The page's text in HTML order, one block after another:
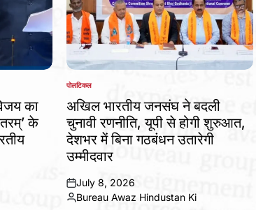
का
के
POSTED
पोलटिकल
अखिल भारतीय जनसंघ ने बदली
चुनावी रणनीति, यूपी से होगी शुरुआत,
देशभर में बिना गठबंधन उतारेगी
उम्मीदवार
on
July 8, 2026
Posted
Bureau Awaz Hindustan Ki